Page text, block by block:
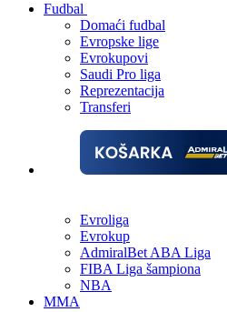
Fudbal
Domaći fudbal
Evropske lige
Evrokupovi
Saudi Pro liga
Reprezentacija
Transferi
Evroliga
Evrokup
AdmiralBet ABA Liga
FIBA Liga šampiona
NBA
MMA